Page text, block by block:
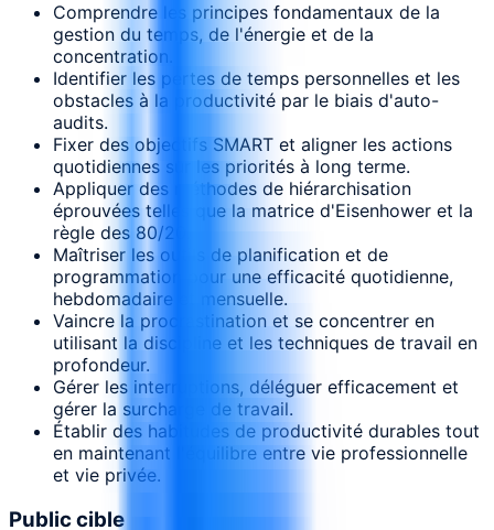
Comprendre les principes fondamentaux de la
gestion du temps, de l'énergie et de la
concentration.
Identifier les pertes de temps personnelles et les
obstacles à la productivité par le biais d'auto-
audits.
Fixer des objectifs SMART et aligner les actions
quotidiennes sur les priorités à long terme.
Appliquer des méthodes de hiérarchisation
éprouvées telles que la matrice d'Eisenhower et la
règle des 80/20.
Maîtriser les outils de planification et de
programmation pour une efficacité quotidienne,
hebdomadaire et mensuelle.
Vaincre la procrastination et se concentrer en
utilisant la discipline et les techniques de travail en
profondeur.
Gérer les interruptions, déléguer efficacement et
gérer la surcharge de travail.
Établir des habitudes de productivité durables tout
en maintenant l'équilibre entre vie professionnelle
et vie privée.
Public cible